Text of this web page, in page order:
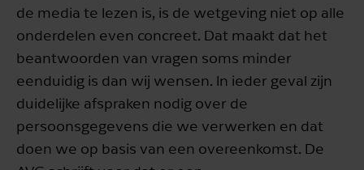
de media te lezen is, is de wetgeving niet op alle
onderdelen even concreet. Dat maakt dat het
beantwoorden van vragen soms minder
eenduidig is dan wij wensen. In ieder geval zijn
duidelijke afspraken nodig over de
persoonsgegevens die we verwerken en dat
doen we op basis van een overeenkomst. De